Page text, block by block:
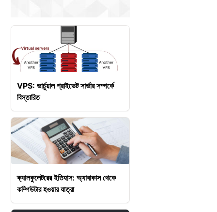
VPS: ভার্চুয়াল প্রাইভেট সার্ভার সম্পর্কে
বিস্তারিত
ক্যালকুলেটরের ইতিহাস: অ্যাবাকাস থেকে
কম্পিউটার হওয়ার যাত্রা